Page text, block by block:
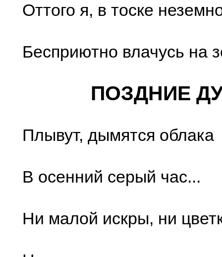
Оттого я, в тоске
Бесприютно влачусь на
ПОЗДНИЕ
Плывут, дымятся облака
В осенний серый час...
Ни малой искры, ни